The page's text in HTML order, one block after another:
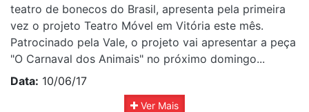
teatro de bonecos do Brasil, apresenta pela primeira
vez o projeto Teatro Móvel em Vitória este mês.
Patrocinado pela Vale, o projeto vai apresentar a peça
"O Carnaval dos Animais" no próximo domingo...
Data: 10/06/17
Ver Mais